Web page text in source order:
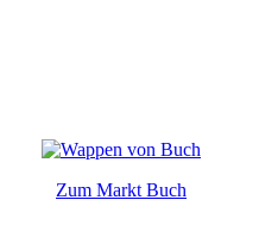
Zum Markt Buch